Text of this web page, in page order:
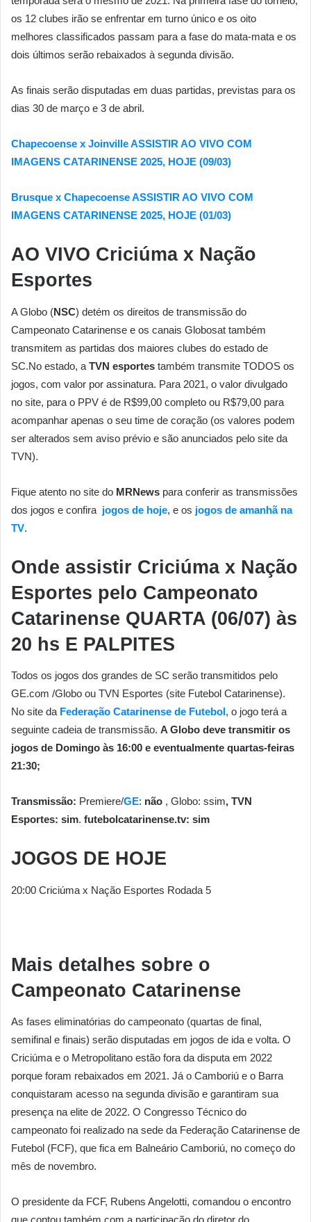
os 12 clubes irão se enfrentar em turno único e os oito
melhores classificados passam para a fase do mata-mata e os
dois últimos serão rebaixados à segunda divisão.
As finais serão disputadas em duas partidas, previstas para os
dias 30 de março e 3 de abril.
Chapecoense x Joinville ASSISTIR AO VIVO COM
IMAGENS CATARINENSE 2025, HOJE (09/03)
Brusque x Chapecoense ASSISTIR AO VIVO COM
IMAGENS CATARINENSE 2025, HOJE (01/03)
AO VIVO Criciúma x Nação
Esportes
A Globo (NSC) detém os direitos de transmissão do
Campeonato Catarinense e os canais Globosat também
transmitem as partidas dos maiores clubes do estado de
SC.No estado, a TVN esportes também transmite TODOS os
jogos, com valor por assinatura. Para 2021, o valor divulgado
no site, para o PPV é de R$99,00 completo ou R$79,00 para
acompanhar apenas o seu time de coração (os valores podem
ser alterados sem aviso prévio e são anunciados pelo site da
TVN).
Fique atento no site do MRNews para conferir as transmissões
dos jogos e confira jogos de hoje, e os jogos de amanhã na
TV.
Onde assistir Criciúma x Nação
Esportes pelo Campeonato
Catarinense QUARTA (06/07) às
20 hs E PALPITES
Todos os jogos dos grandes de SC serão transmitidos pelo
GE.com /Globo ou TVN Esportes (site Futebol Catarinense).
No site da Federação Catarinense de Futebol, o jogo terá a
seguinte cadeia de transmissão. A Globo deve transmitir os
jogos de Domingo às 16:00 e eventualmente quartas-feiras
21:30;
Transmissão: Premiere/GE: não , Globo: ssim, TVN
Esportes: sim. futebolcatarinense.tv: sim
JOGOS DE HOJE
20:00 Criciúma x Nação Esportes Rodada 5
Mais detalhes sobre o
Campeonato Catarinense
As fases eliminatórias do campeonato (quartas de final,
semifinal e finais) serão disputadas em jogos de ida e volta. O
Criciúma e o Metropolitano estão fora da disputa em 2022
porque foram rebaixados em 2021. Já o Camboriú e o Barra
conquistaram acesso na segunda divisão e garantiram sua
presença na elite de 2022. O Congresso Técnico do
campeonato foi realizado na sede da Federação Catarinense de
Futebol (FCF), que fica em Balneário Camboriú, no começo do
mês de novembro.
O presidente da FCF, Rubens Angelotti, comandou o encontro